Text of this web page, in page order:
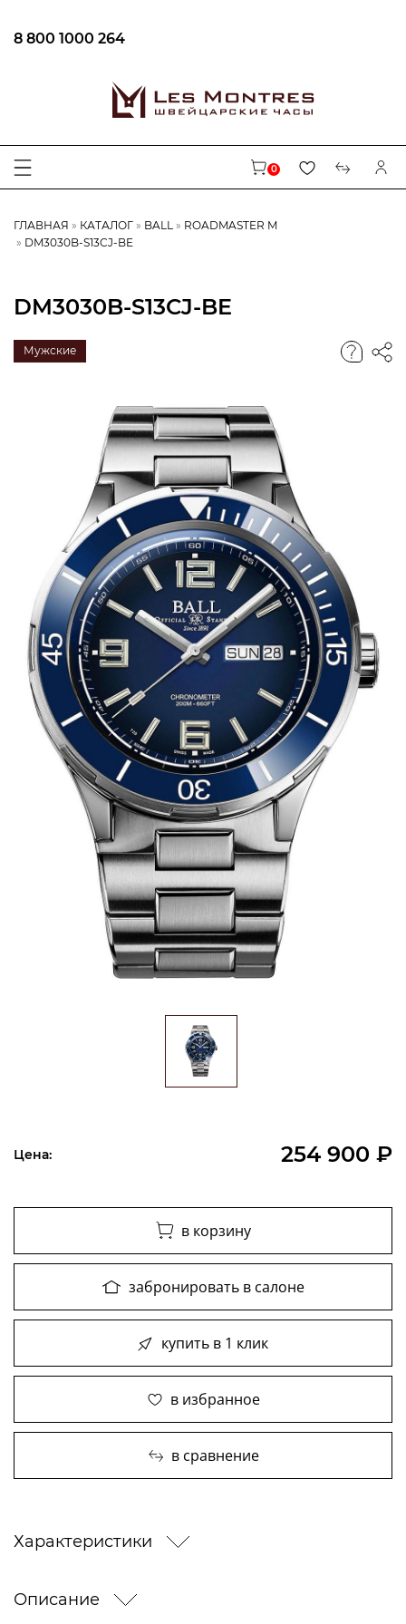
8 800 1000 264
0
ГЛАВНАЯ КАТАЛОГ BALL
ROADMASTER M
DM3030B-S13CJ-BE
DM3030B-S13CJ-BE
Мужские
Цена: 254 900 ₽
в корзину
забронировать в салоне
купить в 1 клик
в избранное
в сравнение
Характеристики
Описание